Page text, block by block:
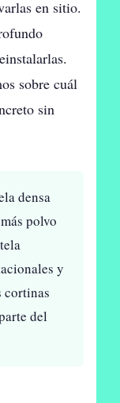
en sitio.
sobre cuál
sin
densa
polvo
y
cortinas
del